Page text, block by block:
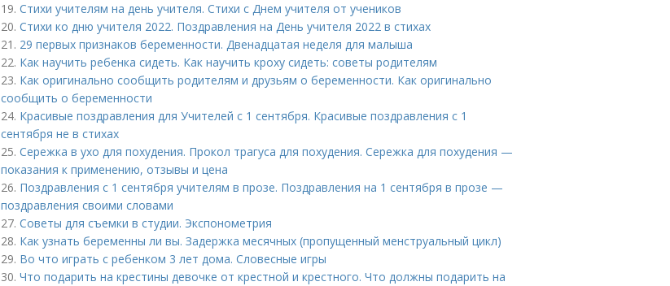
19. Стихи учителям на день учителя. Стихи с Днем учителя от учеников
20. Стихи ко дню учителя 2022. Поздравления на День учителя 2022 в стихах
21. 29 первых признаков беременности. Двенадцатая неделя для малыша
22. Как научить ребенка сидеть. Как научить кроху сидеть: советы родителям
23. Как оригинально сообщить родителям и друзьям о беременности. Как оригинально
сообщить о беременности
24. Красивые поздравления для Учителей с 1 сентября. Красивые поздравления с 1
сентября не в стихах
25. Сережка в ухо для похудения. Прокол трагуса для похудения. Сережка для похудения —
показания к применению, отзывы и цена
26. Поздравления с 1 сентября учителям в прозе. Поздравления на 1 сентября в прозе —
поздравления своими словами
27. Советы для съемки в студии. Экспонометрия
28. Как узнать беременны ли вы. Задержка месячных (пропущенный менструальный цикл)
29. Во что играть с ребенком 3 лет дома. Словесные игры
30. Что подарить на крестины девочке от крестной и крестного. Что должны подарить на